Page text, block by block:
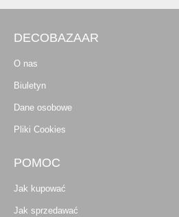
DECOBAZAAR
O nas
Biuletyn
Dane osobowe
Pliki Cookies
POMOC
Jak kupować
Jak sprzedawać